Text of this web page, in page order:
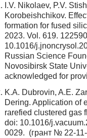
I.V. Nikolaev, P.V.
Korobeishchikov.
formation for fused
2023. Vol. 619.
10.1016/
Russian Science
Novosibirsk State
acknowledged for
K.A. Dubrovin, A.E.
Dering. Application of
rarefied clustered gas
doi: 10.1016/
0029. (грант № 22-